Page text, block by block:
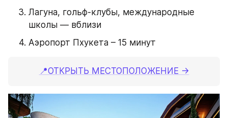
Лагуна, гольф-клубы, международные
школы — вблизи
Аэропорт Пхукета – 15 минут
📍ОТКРЫТЬ МЕСТОПОЛОЖЕНИЕ →